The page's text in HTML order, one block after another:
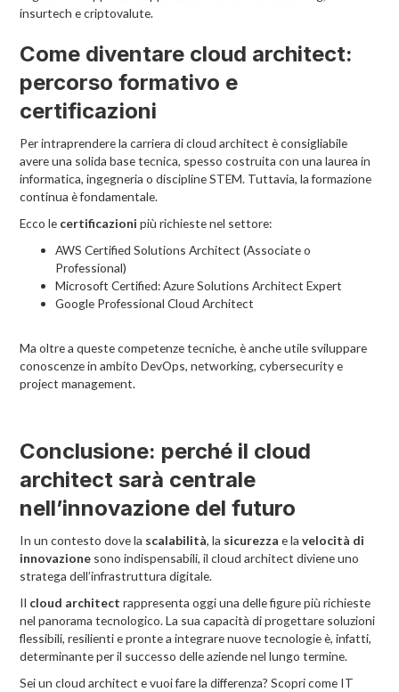
insurtech e criptovalute.
Come diventare cloud architect:
percorso formativo e
certificazioni
Per intraprendere la carriera di cloud architect è consigliabile
avere una solida base tecnica, spesso costruita con una laurea in
informatica, ingegneria o discipline STEM. Tuttavia, la formazione
continua è fondamentale.
Ecco le certificazioni più richieste nel settore:
AWS Certified Solutions Architect (Associate o
Professional)
Microsoft Certified: Azure Solutions Architect Expert
Google Professional Cloud Architect
Ma oltre a queste competenze tecniche, è anche utile sviluppare
conoscenze in ambito DevOps, networking, cybersecurity e
project management.
Conclusione: perché il cloud
architect sarà centrale
nell’innovazione del futuro
In un contesto dove la scalabilità, la sicurezza e lavelocità di
innovazione sono indispensabili, il cloud architect diviene uno
stratega dell’infrastruttura digitale.
Il cloud architect rappresenta oggi una delle figure più richieste
nel panorama tecnologico. La sua capacità di progettare soluzioni
flessibili, resilienti e pronte a integrare nuove tecnologie è, infatti,
determinante per il successo delle aziende nel lungo termine.
Sei un cloud architect e vuoi fare la differenza? Scopri come IT